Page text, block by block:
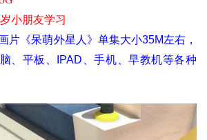
岁小朋友学习
片《呆萌外星人》单集大小35M左右，
、平板、IPAD、手机、早教机等各种